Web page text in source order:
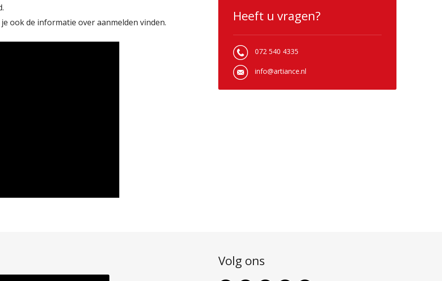
ook de informatie over aanmelden vinden. Heeft u vragen?
072 540 4335
info@artiance.nl
Volg ons